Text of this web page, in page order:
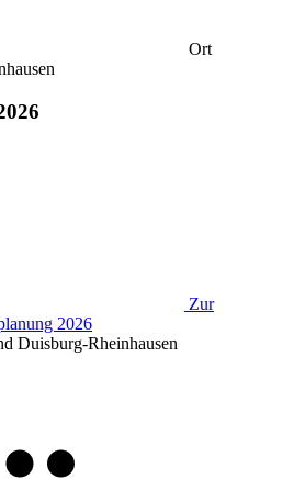
Ort
Zur
2026
Duisburg-Rheinhausen